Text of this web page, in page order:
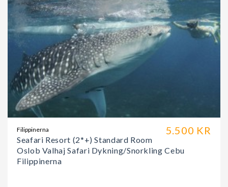
5.500 KR
Filippinerna
Seafari Resort (2*+) Standard Room
Oslob Valhaj Safari Dykning/Snorkling Cebu
Filippinerna